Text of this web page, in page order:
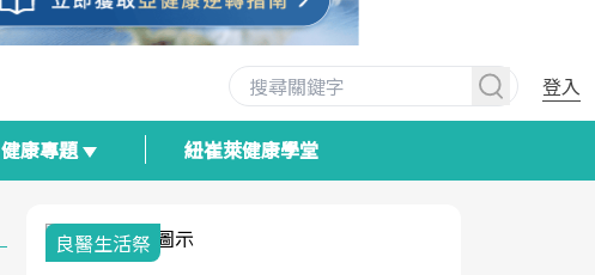
登入
健康專題 紐崔萊健康學堂
我與健康韌性的距離